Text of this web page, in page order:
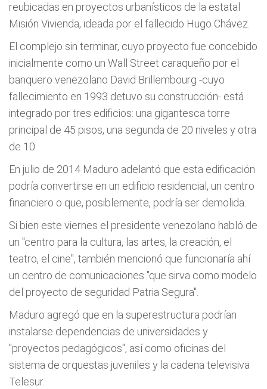
reubicadas en proyectos urbanísticos de la estatal
Misión Vivienda, ideada por el fallecido Hugo Chávez.
El complejo sin terminar, cuyo proyecto fue concebido
inicialmente como un Wall Street caraqueño por el
banquero venezolano David Brillembourg -cuyo
fallecimiento en 1993 detuvo su construcción- está
integrado por tres edificios: una gigantesca torre
principal de 45 pisos, una segunda de 20 niveles y otra
de 10.
En julio de 2014 Maduro adelantó que esta edificación
podría convertirse en un edificio residencial, un centro
financiero o que, posiblemente, podría ser demolida.
Si bien este viernes el presidente venezolano habló de
un "centro para la cultura, las artes, la creación, el
teatro, el cine", también mencionó que funcionaría ahí
un centro de comunicaciones "que sirva como modelo
del proyecto de seguridad Patria Segura".
Maduro agregó que en la superestructura podrían
instalarse dependencias de universidades y
"proyectos pedagógicos", así como oficinas del
sistema de orquestas juveniles y la cadena televisiva
Telesur.